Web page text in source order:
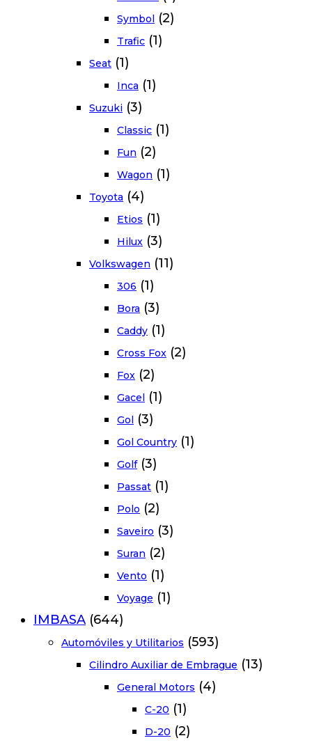
Symbol (2)
Trafic (1)
Seat (1)
Inca (1)
Suzuki (3)
Classic (1)
Fun (2)
Wagon (1)
Toyota (4)
Etios (1)
Hilux (3)
Volkswagen (11)
306 (1)
Bora (3)
Caddy (1)
Cross Fox (2)
Fox (2)
Gacel (1)
Gol (3)
Gol Country (1)
Golf (3)
Passat (1)
Polo (2)
Saveiro (3)
Suran (2)
Vento (1)
Voyage (1)
IMBASA (644)
Automóviles y Utilitarios (593)
Cilindro Auxiliar de Embrague (13)
General Motors (4)
C-20 (1)
D-20 (2)